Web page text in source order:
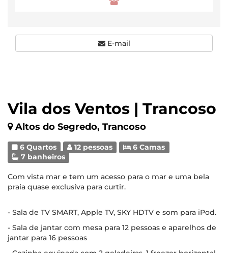
Vila dos Ventos | Trancoso
Altos do Segredo, Trancoso
6 Quartos 12 pessoas
6 Camas
7 banheiros
Com vista mar e tem um acesso para o mar e uma bela
praia quase exclusiva para curtir.
- Sala de TV SMART, Apple TV, SKY HDTV e som para iPod.
- Sala de jantar com mesa para 12 pessoas e aparelhos de
jantar para 16 pessoas
E-mail